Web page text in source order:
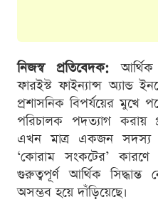
নিজস্ব প্রতিবেদক: আর্থিক
ফারইস্ট ফাইন্যান্স অ্যান্ড
প্রশাসনিক বিপর্যয়ের
পরিচালক পদত্যাগ করায়
এখন মাত্র একজন সদস্য
‘কোরাম সংকটের’
গুরুত্বপূর্ণ আর্থিক সিদ্ধান্ত
অসম্ভব হয়ে দাঁড়িয়েছে।